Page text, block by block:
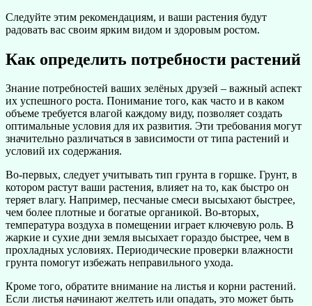
Следуйте этим рекомендациям, и ваши растения будут
радовать вас своим ярким видом и здоровым ростом.
Как определить потребности растений
Знание потребностей ваших зелёных друзей – важный аспект
их успешного роста. Понимание того, как часто и в каком
объеме требуется влагой каждому виду, позволяет создать
оптимальные условия для их развития. Эти требования могут
значительно различаться в зависимости от типа растений и
условий их содержания.
Во-первых, следует учитывать тип грунта в горшке. Грунт, в
котором растут ваши растения, влияет на то, как быстро он
теряет влагу. Например, песчаные смеси высыхают быстрее,
чем более плотные и богатые органикой. Во-вторых,
температура воздуха в помещении играет ключевую роль. В
жаркие и сухие дни земля высыхает гораздо быстрее, чем в
прохладных условиях. Периодические проверки влажности
грунта помогут избежать неправильного ухода.
Кроме того, обратите внимание на листья и корни растений.
Если листья начинают желтеть или опадать, это может быть